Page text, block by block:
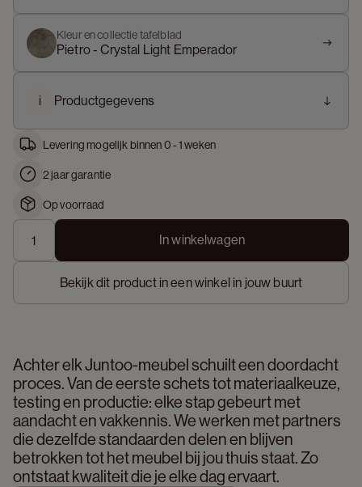
Kleur en collectie tafelblad
Pietro - Crystal Light Emperador
i Productgegevens
Levering mogelijk binnen 0 - 1 weken
2 jaar garantie
Op voorraad
In winkelwagen
Bekijk dit product in een winkel in jouw buurt
Achter elk Juntoo-meubel schuilt een doordacht
proces. Van de eerste schets tot materiaalkeuze,
testing en productie: elke stap gebeurt met
aandacht en vakkennis. We werken met partners
die dezelfde standaarden delen en blijven
betrokken tot het meubel bij jou thuis staat. Zo
ontstaat kwaliteit die je elke dag ervaart.